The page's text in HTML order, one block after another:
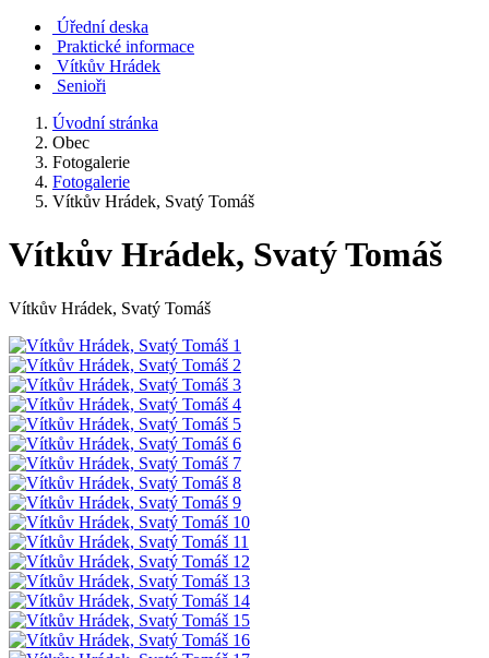
Úřední deska
Praktické informace
Vítkův Hrádek
Senioři
Úvodní stránka
Obec
Fotogalerie
Fotogalerie
Vítkův Hrádek, Svatý Tomáš
Vítkův Hrádek, Svatý Tomáš
Vítkův Hrádek, Svatý Tomáš